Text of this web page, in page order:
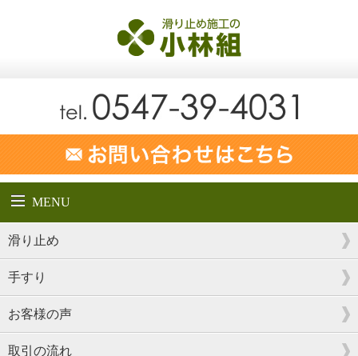
MENU
滑り止め
手すり
お客様の声
取引の流れ